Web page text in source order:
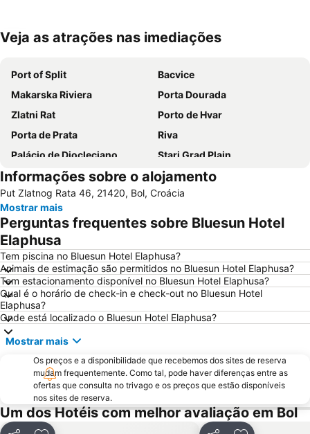
Ampliar mapa
Veja as atrações nas imediações
Port of Split
Bacvice
Makarska Riviera
Porta Dourada
Zlatni Rat
Porto de Hvar
Porta de Prata
Riva
Palácio de Diocleciano
Stari Grad Plain
Tucepi beach
Stobrec
Ciovo
Cidade Romana de Trogir
Trogír Promenade
Porta de Ferro
Zračna Luka Split
Informações sobre o alojamento
Put Zlatnog Rata 46, 21420, Bol, Croácia
Mostrar mais
Perguntas frequentes sobre Bluesun Hotel
Elaphusa
Tem piscina no Bluesun Hotel Elaphusa?
Animais de estimação são permitidos no Bluesun Hotel Elaphusa?
Tem estacionamento disponível no Bluesun Hotel Elaphusa?
Qual é o horário de check-in e check-out no Bluesun Hotel
Elaphusa?
Onde está localizado o Bluesun Hotel Elaphusa?
Mostrar mais
Os preços e a disponibilidade que recebemos dos sites de reserva
mudam frequentemente. Como tal, pode haver diferenças entre as
ofertas que consulta no trivago e os preços que estão disponíveis
nos sites de reserva.
Um dos Hotéis com melhor avaliação em Bol